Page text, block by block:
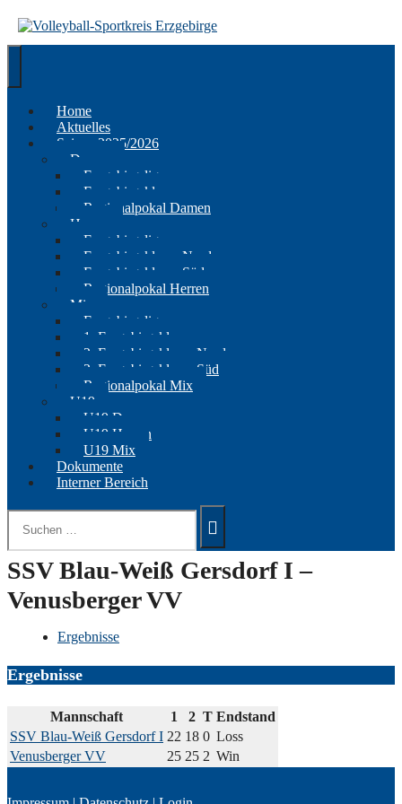
zum
Inhalt
Home
Aktuelles
Saison 2025/2026
Damen
Erzgebirgsliga
Erzgebirgsklasse
Regionalpokal Damen
Herren
Erzgebirgsliga
Erzgebirgsklasse Nord
Erzgebirgsklasse Süd
Regionalpokal Herren
Mix
Erzgebirgsliga
1. Erzgebirgsklasse
2. Erzgebirgsklasse Nord
2. Erzgebirgsklasse Süd
Regionalpokal Mix
U19
U19 Damen
U19 Herren
U19 Mix
Dokumente
Interner Bereich
Suchen
nach:
SSV Blau-Weiß Gersdorf I –
Venusberger VV
Ergebnisse
Ergebnisse
Mannschaft 1 2 T Endstand
SSV Blau-Weiß Gersdorf I 22 18 0 Loss
Venusberger VV
25 25 2 Win